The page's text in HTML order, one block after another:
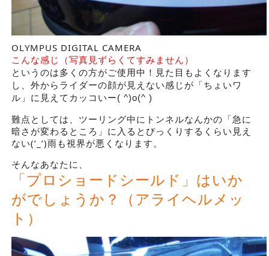
OLYMPUS DIGITAL CAMERA
こんな感じ（写真見ずらくてすみません）
というのは多くの方がご使用中！見た目もよくなります
し、外からライダーの顔が見えない感じが「ちょいワ
ル」に見えてカッコいー( ^)o(^ )
難点としては、ツーリング中にトンネルなんかの「急に
暗さが変わるところ」に入るとびっくりするくらい見え
ない(‘_’)雨も視界が悪くなります。
そんなあなたに、
「プロショードシールド」はいか
がでしょうか？（アライヘルメッ
ト）